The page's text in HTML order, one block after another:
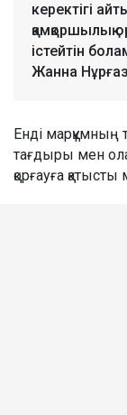
керектігі
қамқоршылық
істейтін
Жанна
Енді
тағдыры мен
қорғауға